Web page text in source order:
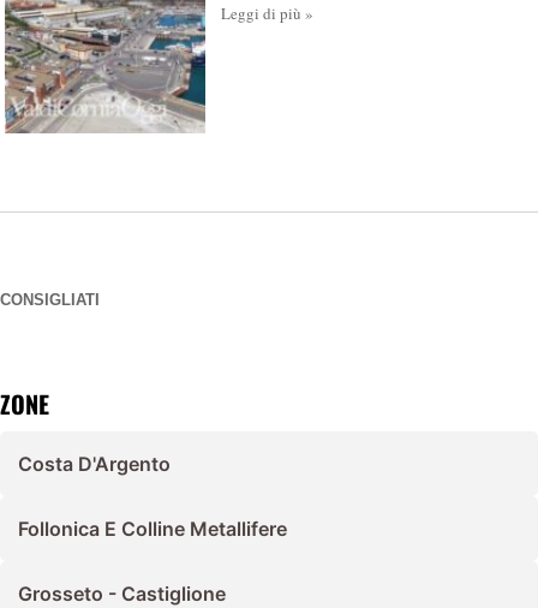
Leggi di più »
CONSIGLIATI
ZONE
Costa D'Argento
Follonica E Colline Metallifere
Grosseto - Castiglione